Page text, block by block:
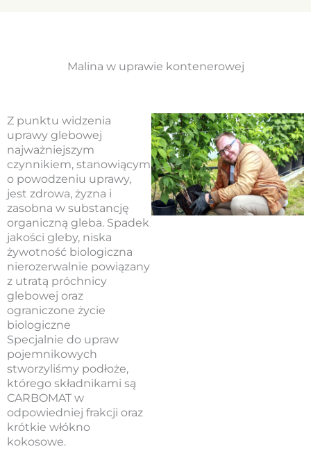
Malina w uprawie kontenerowej
Z punktu widzenia
uprawy glebowej
najważniejszym
czynnikiem, stanowiącym
o powodzeniu uprawy,
jest zdrowa, żyzna i
zasobna w substancję
organiczną gleba. Spadek
jakości gleby, niska
żywotność biologiczna
nierozerwalnie powiązany
z utratą próchnicy
glebowej oraz
ograniczone życie
biologiczne
Specjalnie do upraw
pojemnikowych
stworzyliśmy podłoże,
którego składnikami są
CARBOMAT w
odpowiedniej frakcji oraz
krótkie włókno
kokosowe.